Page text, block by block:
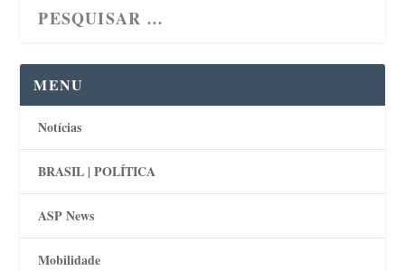
MENU
Notícias
BRASIL | POLÍTICA
ASP News
Mobilidade